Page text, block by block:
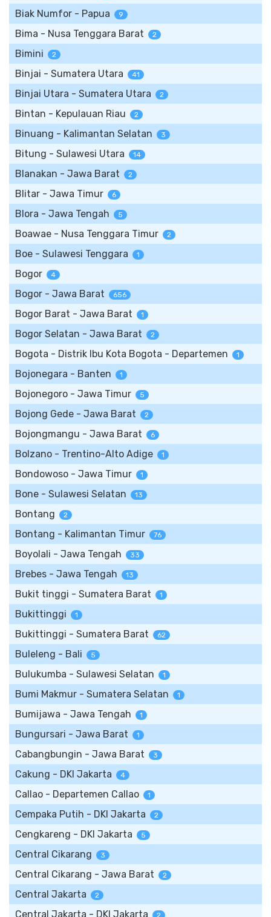
Biak Numfor - Papua 9
Bima - Nusa Tenggara Barat 2
Bimini 2
Binjai - Sumatera Utara 41
Binjai Utara - Sumatera Utara 2
Bintan - Kepulauan Riau 2
Binuang - Kalimantan Selatan 3
Bitung - Sulawesi Utara 14
Blanakan - Jawa Barat 2
Blitar - Jawa Timur 6
Blora - Jawa Tengah 5
Boawae - Nusa Tenggara Timur 2
Boe - Sulawesi Tenggara 1
Bogor 4
Bogor - Jawa Barat 656
Bogor Barat - Jawa Barat 1
Bogor Selatan - Jawa Barat 2
Bogota - Distrik Ibu Kota Bogota - Departemen 1
Bojonegara - Banten 1
Bojonegoro - Jawa Timur 5
Bojong Gede - Jawa Barat 2
Bojongmangu - Jawa Barat 6
Bolzano - Trentino-Alto Adige 1
Bondowoso - Jawa Timur 1
Bone - Sulawesi Selatan 13
Bontang 2
Bontang - Kalimantan Timur 76
Boyolali - Jawa Tengah 33
Brebes - Jawa Tengah 13
Bukit tinggi - Sumatera Barat 1
Bukittinggi 1
Bukittinggi - Sumatera Barat 62
Buleleng - Bali 5
Bulukumba - Sulawesi Selatan 1
Bumi Makmur - Sumatera Selatan 1
Bumijawa - Jawa Tengah 1
Bungursari - Jawa Barat 1
Cabangbungin - Jawa Barat 3
Cakung - DKI Jakarta 4
Callao - Departemen Callao 1
Cempaka Putih - DKI Jakarta 2
Cengkareng - DKI Jakarta 5
Central Cikarang 3
Central Cikarang - Jawa Barat 2
Central Jakarta 2
Central Jakarta - DKI Jakarta 2